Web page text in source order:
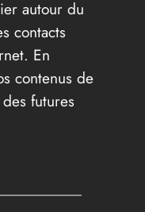
autour du
contacts
En
contenus de
futures